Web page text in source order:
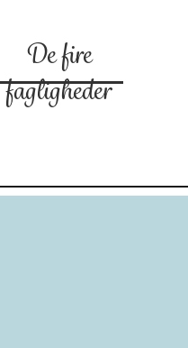
De fire
fagligheder